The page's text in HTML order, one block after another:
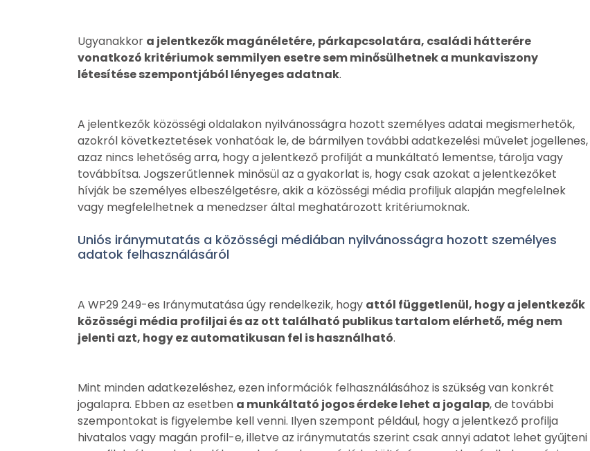
Ugyanakkor a jelentkezők magánéletére, párkapcsolatára, családi hátterére
vonatkozó kritériumok semmilyen esetre sem minősülhetnek a munkaviszony
létesítése szempontjából lényeges adatnak.
A jelentkezők közösségi oldalakon nyilvánosságra hozott személyes adatai megismerhetők,
azokról következtetések vonhatóak le, de bármilyen további adatkezelési művelet jogellenes,
azaz nincs lehetőség arra, hogy a jelentkező profilját a munkáltató lementse, tárolja vagy
továbbítsa. Jogszerűtlennek minősül az a gyakorlat is, hogy csak azokat a jelentkezőket
hívják be személyes elbeszélgetésre, akik a közösségi média profiljuk alapján megfelelnek
vagy megfelelhetnek a menedzser által meghatározott kritériumoknak.
Uniós iránymutatás a közösségi médiában nyilvánosságra hozott személyes
adatok felhasználásáról
A WP29 249-es Iránymutatása úgy rendelkezik, hogy attól függetlenül, hogy a jelentkezők
közösségi média profiljai és az ott található publikus tartalom elérhető, még nem
jelenti azt, hogy ez automatikusan fel is használható.
Mint minden adatkezeléshez, ezen információk felhasználásához is szükség van konkrét
jogalapra. Ebben az esetben a munkáltató jogos érdeke lehet a jogalap, de további
szempontokat is figyelembe kell venni. Ilyen szempont például, hogy a jelentkező profilja
hivatalos vagy magán profil-e, illetve az iránymutatás szerint csak annyi adatot lehet gyűjteni